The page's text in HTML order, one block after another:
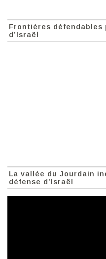
Frontières défendables
d’Israël
La vallée du Jourdain
défense d’Israël